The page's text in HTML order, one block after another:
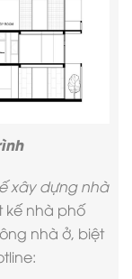
xây dựng nhà
kế nhà phố
nhà ở, biệt